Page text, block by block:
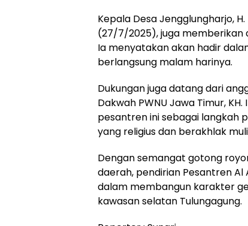
Kepala Desa Jengglungharjo,
(27/7/2025), juga memberikan
Ia menyatakan akan hadir
berlangsung malam harinya.
Dukungan juga datang dari
Dakwah PWNU Jawa Timur,
pesantren ini sebagai langkah
yang religius dan berakhlak
Dengan semangat gotong
daerah, pendirian Pesantren
dalam membangun karakter
kawasan selatan Tulungagung.